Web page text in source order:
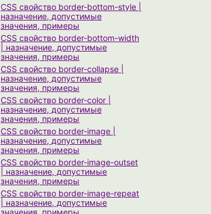
CSS свойство border-bottom-style |
назначение, допустимые
значения, примеры
CSS свойство border-bottom-width
| назначение, допустимые
значения, примеры
CSS свойство border-collapse |
назначение, допустимые
значения, примеры
CSS свойство border-color |
назначение, допустимые
значения, примеры
CSS свойство border-image |
назначение, допустимые
значения, примеры
CSS свойство border-image-outset
| назначение, допустимые
значения, примеры
CSS свойство border-image-repeat
| назначение, допустимые
значения, примеры